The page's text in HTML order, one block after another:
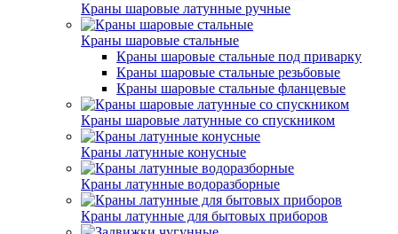
Краны шаровые латунные ручные
Краны шаровые стальные
Краны шаровые стальные под приварку
Краны шаровые стальные резьбовые
Краны шаровые стальные фланцевые
Краны шаровые латунные со спускником
Краны латунные конусные
Краны латунные водоразборные
Краны латунные для бытовых приборов